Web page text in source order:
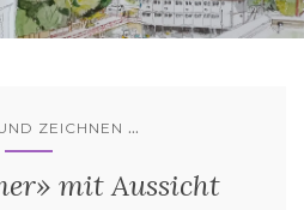
ZEICHNEN ...
mit Aussicht